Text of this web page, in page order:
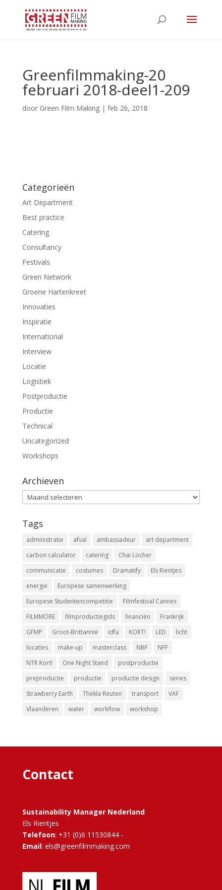
Greenfilmmaking-20
februari 2018-deel1-209
door Green Film Making| feb 26, 2018
Categorieën
Art Department
Best practice
Catering
Consultancy
Festivals
Green Network
Groene Hartenkreet
Innovaties
Inspiratie
International
Interview
Locatie
Logistiek
Postproductie
Productie
Technical
Uncategorized
Workshops
Archieven
Archieven
Tags
administratie afval ambassadeur
art department
carbon calculator
catering
Chai Locher
communicatie
costumes Dramatify
Els Rientjes
energie
Europese samenwerking
Europese Studentencompetitie
Filmfestival Cannes
FILMMORE
filmproductiegids financiën
Frankrijk
GFMP
Groot-Brittannië Idfa KORT! LED
licht
locaties
make-up masterclass NBF
NFF
NTR Kort!
One Night Stand
postproductie
preproductie
productie productie design
series
Strawberry Earth
Thekla Reuten transport
VAF
Vlaanderen
water workflow workshop
Contact
Sustainability Manager Nederland
Els Rientjes
Telefoon: +31 (0)6 11530844 -
Email: els@greenfilmmaking.com